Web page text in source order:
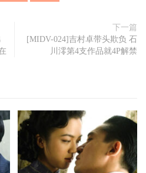
们私交互动相当融洽。
下一篇
[MIDV-024]吉村卓带头欺负 石
川澪第4支作品就4P解禁